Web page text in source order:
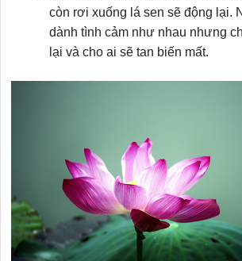
còn rơi xuống lá sen sẽ động lại.
dành tình cảm như nhau nhưng
lại và cho ai sẽ tan biến mất.